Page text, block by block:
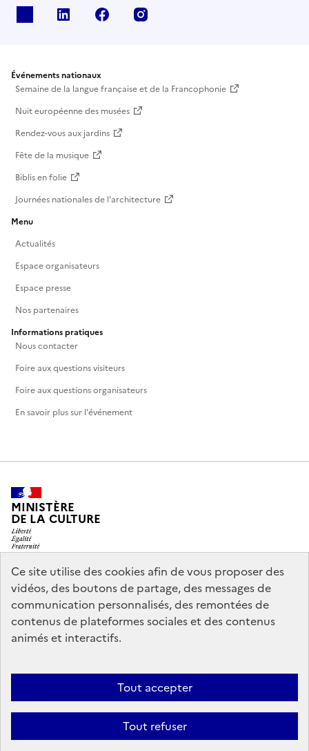
Ce site utilise des cookies afin de vous proposer des
vidéos, des boutons de partage, des messages de
communication personnalisés, des remontées de
contenus de plateformes sociales et des contenus
animés et interactifs.
Tout accepter
Tout refuser
Linkedin Facebook
Événements nationaux
Semaine de la langue française et de la Francophonie
Nuit européenne des musées
Rendez-vous aux jardins
Fête de la musique
Biblis en folie
Journées nationales de l'architecture
Menu
Actualités
Espace organisateurs
Espace presse
Nos partenaires
Informations pratiques
Nous contacter
Foire aux questions visiteurs
Foire aux questions organisateurs
En savoir plus sur l'événement
MINISTÈRE
DE LA CULTURE
legifrance.gouv.fr
info.gouv.fr
service-public.gouv.fr
data.gouv.fr
Mentions légales